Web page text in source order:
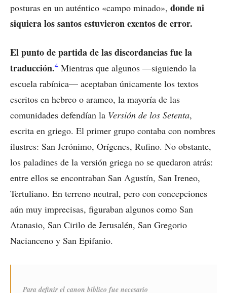
posturas en un auténtico «campo minado», donde ni
siquiera los santos estuvieron exentos de error.
El punto de partida de las discordancias fue la
traducción.4 Mientras que algunos —siguiendo la
escuela rabínica— aceptaban únicamente los textos
escritos en hebreo o arameo, la mayoría de las
comunidades defendían la Versión de los Setenta,
escrita en griego. El primer grupo contaba con nombres
ilustres: San Jerónimo, Orígenes, Rufino. No obstante,
los paladines de la versión griega no se quedaron atrás:
entre ellos se encontraban San Agustín, San Ireneo,
Tertuliano. En terreno neutral, pero con concepciones
aún muy imprecisas, figuraban algunos como San
Atanasio, San Cirilo de Jerusalén, San Gregorio
Nacianceno y San Epifanio.
Para definir el canon bíblico fue necesario